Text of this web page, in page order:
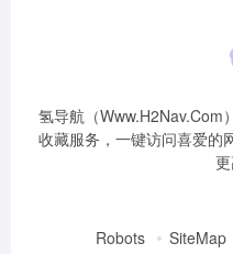
氢导航（Www.H2Nav.Com
收藏服务，一键访问喜爱的
更
Robots SiteMap